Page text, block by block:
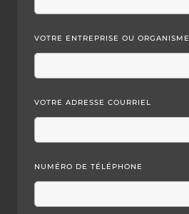
VOTRE ENTREPRISE OU ORGANISME
VOTRE ADRESSE COURRIEL
NUMÉRO DE TÉLÉPHONE